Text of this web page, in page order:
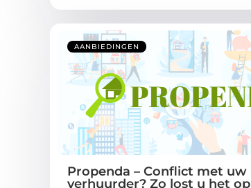
AANBIEDINGEN
Propenda – Conflict met uw
verhuurder? Zo lost u het op